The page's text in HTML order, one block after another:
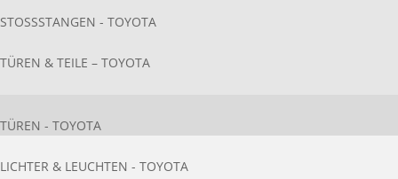
STOSSSTANGEN - TOYOTA
TÜREN & TEILE – TOYOTA
TÜREN - TOYOTA
LICHTER & LEUCHTEN - TOYOTA